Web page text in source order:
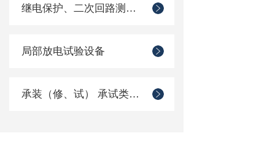
继电保护、二次回路测试仪器
局部放电试验设备
承装（修、试） 承试类仪器